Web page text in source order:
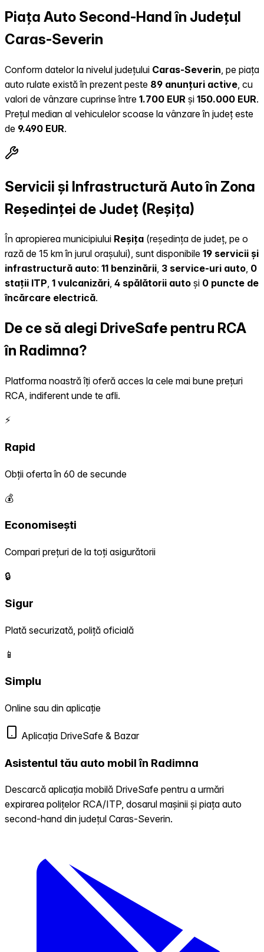
Piața Auto Second-Hand în Județul
Caras-Severin
Conform datelor la nivelul județului Caras-Severin , pe piața
auto rulate există în prezent peste 89 anunțuri active , cu
valori de vânzare cuprinse între 1.700 EUR și 150.000 EUR.
Prețul median al vehiculelor scoase la vânzare în județ este
de 9.490 EUR.
Servicii și Infrastructură Auto în Zona
Reședinței de Județ (Reșița)
În apropierea municipiului Reșița (reședința de județ, pe o
rază de 15 km în jurul orașului), sunt disponibile 19 servicii și
infrastructură auto: 11 benzinării, 3 service-uri auto, 0
stații ITP, 1 vulcanizări, 4 spălătorii auto și 0 puncte de
încărcare electrică.
De ce să alegi DriveSafe pentru RCA
în Radimna?
Platforma noastră îți oferă acces la cele mai bune prețuri
RCA, indiferent unde te afli.
⚡
Rapid
Obții oferta în 60 de secunde
💰
Economisești
Compari prețuri de la toți asigurătorii
🔒
Sigur
Plată securizată, poliță oficială
📱
Simplu
Online sau din aplicație
Aplicația DriveSafe & Bazar
Asistentul tău auto mobil în Radimna
Descarcă aplicația mobilă DriveSafe pentru a urmări
expirarea polițelor RCA/ITP, dosarul mașinii și piața auto
second-hand din județul Caras-Severin.